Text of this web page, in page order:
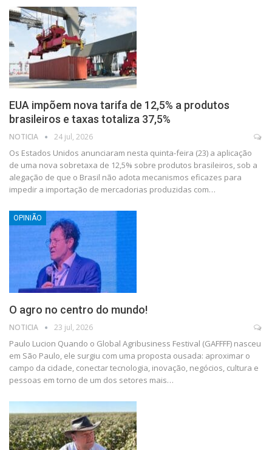
EUA impõem nova tarifa de 12,5% a produtos
brasileiros e taxas totaliza 37,5%
NOTICIA 24 jul, 2026
Os Estados Unidos anunciaram nesta quinta-feira (23) a aplicação
de uma nova sobretaxa de 12,5% sobre produtos brasileiros, sob a
alegação de que o Brasil não adota mecanismos eficazes para
impedir a importação de mercadorias produzidas com…
OPINIÃO
O agro no centro do mundo!
NOTICIA 23 jul, 2026
Paulo Lucion Quando o Global Agribusiness Festival (GAFFFF) nasceu
em São Paulo, ele surgiu com uma proposta ousada: aproximar o
campo da cidade, conectar tecnologia, inovação, negócios, cultura e
pessoas em torno de um dos setores mais…